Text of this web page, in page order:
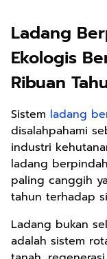
Ladang
Ekologis
Ribuan
Sistem ladang
disalahpahami
industri
ladang
paling canggih
tahun terhadap
Ladang bukan
adalah sistem